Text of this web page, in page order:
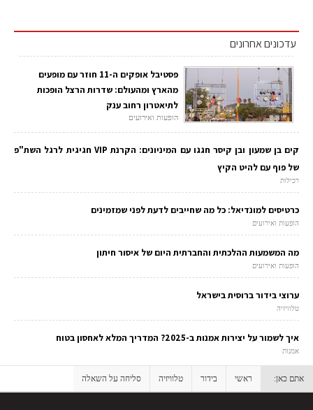
עדכונים אחרונים
פסטיבל אופקים ה-11 חוזר עם מופעים
מהארץ ומהעולם: שדרות הרצל הופכות
לתיאטרון רחוב ענק
הופעות ואירועים
קים בן שמעון ובן קיסר חגגו עם המיניונים: הקרנת VIP חגיגית לרגל השת"פ
של פוף עם להיט הקיץ
רכילות
כרטיסים למונדיאל: כל מה שחייבים לדעת לפני שמזמינים
הופעות ואירועים
מה המשמעות ההלכתית והחברתית היום של איסור חיתון
הופעות ואירועים
ערוצי בידור ברוסית בישראל
טלוויזיה
איך לשמור על יצירות אמנות ב-2025? המדריך המלא לאחסון בטוח
אמנות
אתם כאן: ראשי בידור טלוויזיה סליחה על השאלה